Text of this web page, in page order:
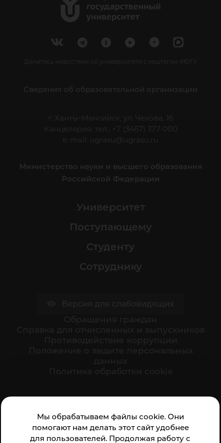
Мы обрабатываем файлы cookie. Они
помогают нам делать этот сайт удобнее
для пользователей. Продолжая работу с
Делитесь новостями об университете с хештегом #ЮГУ
Сведения об образовательной организации
г. Ханты-Мансийск, ул. Чехова, 16
Канцелярия: тел.: +7 (3467) 377-000
e-mail:
ugrasu@ugrasu.ru
Министерство науки и высшего образования
Российской Федерации
Университет
Поступающему
Студенту
Сотруднику
организации: